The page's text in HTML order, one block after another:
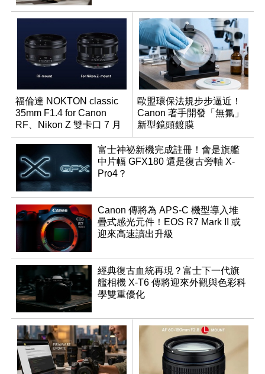
福倫達 NOKTON classic
35mm F1.4 for Canon
RF、Nikon Z 雙卡口 7 月
同步登台
歐盟環保法規步步逼近！
Canon 著手開發「無氟」
新型鏡頭鍍膜
富士神祕新機完成註冊！會是旗艦
中片幅 GFX180 還是復古旁軸 X-
Pro4？
Canon 傳將為 APS-C 機型導入堆
疊式感光元件！EOS R7 Mark II 或
迎來高速讀出升級
經典復古血統再現？富士下一代旗
艦相機 X-T6 傳將迎來外觀與色彩科
學雙重優化